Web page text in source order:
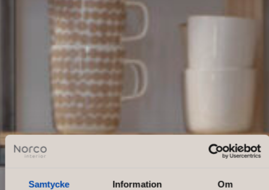
Samtycke Information Om